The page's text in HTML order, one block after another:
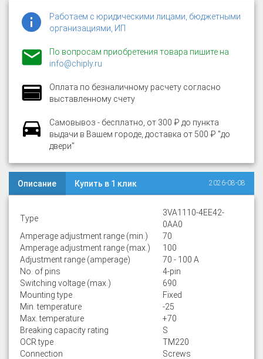
Работаем с юридическими лицами, бюджетными
организациями, ИП
По вопросам приобретения товара пишите на
info@chiply.ru
Оплата по безналичному расчету согласно
выставленному счету
Самовывоз - бесплатно, от 300 ₽ до пункта
выдачи в Вашем городе, доставка от 500 ₽ "до
двери"
Описание Купить в 1 клик 2026-08-08
Type
3VA1110-4EE42-
0AA0
Amperage adjustment range (min.)
70
Amperage adjustment range (max.)
100
Adjustment range (amperage)
70 - 100 A
No. of pins
4-pin
Switching voltage (max.)
690
Mounting type
Fixed
Min. temperature
-25
Max. temperature
+70
Breaking capacity rating
S
OCR type
TM220
Connection
Screws